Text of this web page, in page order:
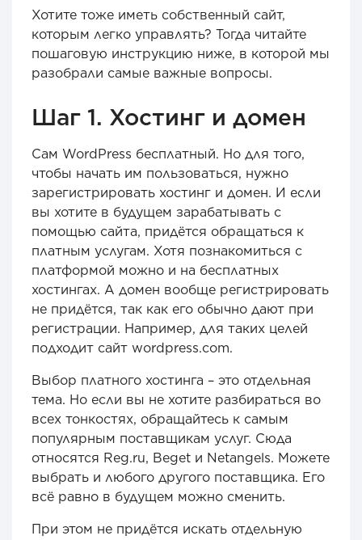
Хотите тоже иметь собственный сайт,
которым легко управлять? Тогда читайте
пошаговую инструкцию ниже, в которой мы
разобрали самые важные вопросы.
Шаг 1. Хостинг и домен
Сам WordPress бесплатный. Но для того,
чтобы начать им пользоваться, нужно
зарегистрировать хостинг и домен. И если
вы хотите в будущем зарабатывать с
помощью сайта, придётся обращаться к
платным услугам. Хотя познакомиться с
платформой можно и на бесплатных
хостингах. А домен вообще регистрировать
не придётся, так как его обычно дают при
регистрации. Например, для таких целей
подходит сайт wordpress.com.
Выбор платного хостинга – это отдельная
тема. Но если вы не хотите разбираться во
всех тонкостях, обращайтесь к самым
популярным поставщикам услуг. Сюда
относятся Reg.ru, Beget и Netangels. Можете
выбрать и любого другого поставщика. Его
всё равно в будущем можно сменить.
При этом не придётся искать отдельную